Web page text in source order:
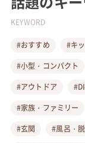
KEYWORD
#おすすめ #キ
#小型・コンパクト
#アウトドア
#家族・ファミリー
#玄関
#風呂・